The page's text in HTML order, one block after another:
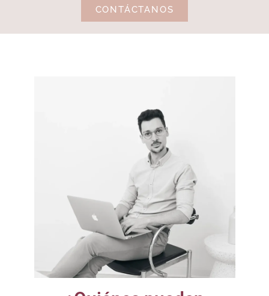
CONTÁCTANOS